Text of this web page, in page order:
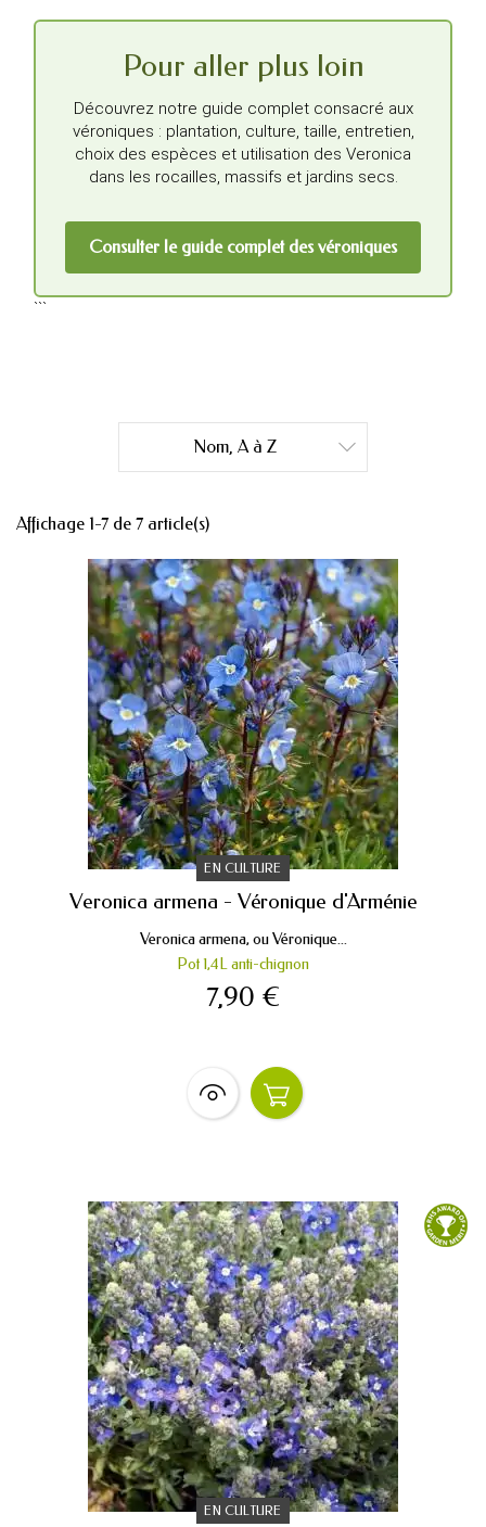
Pour aller plus loin
Découvrez notre guide complet consacré aux
véroniques : plantation, culture, taille, entretien,
choix des espèces et utilisation des Veronica
dans les rocailles, massifs et jardins secs.
Consulter le guide complet des véroniques
```
Nom, A à Z 
Affichage 1-7 de 7 article(s)
EN CULTURE
Veronica armena - Véronique d'Arménie
Veronica armena, ou Véronique...
Pot 1,4L anti-chignon
7,90 €
EN CULTURE